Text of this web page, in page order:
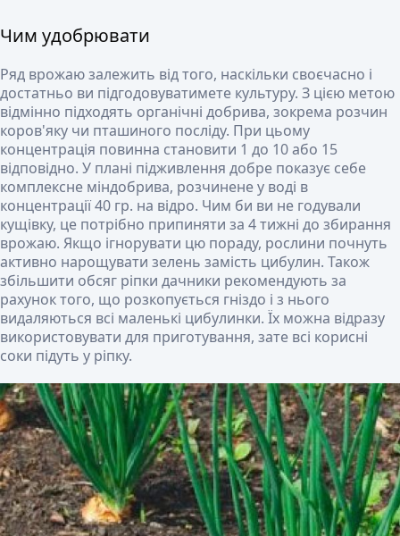
Чим удобрювати
Ряд врожаю залежить від того, наскільки своєчасно і
достатньо ви підгодовуватимете культуру. З цією метою
відмінно підходять органічні добрива, зокрема розчин
коров'яку чи пташиного посліду. При цьому
концентрація повинна становити 1 до 10 або 15
відповідно. У плані підживлення добре показує себе
комплексне міндобрива, розчинене у воді в
концентрації 40 гр. на відро. Чим би ви не годували
кущівку, це потрібно припиняти за 4 тижні до збирання
врожаю. Якщо ігнорувати цю пораду, рослини почнуть
активно нарощувати зелень замість цибулин. Також
збільшити обсяг ріпки дачники рекомендують за
рахунок того, що розкопується гніздо і з нього
видаляються всі маленькі цибулинки. Їх можна відразу
використовувати для приготування, зате всі корисні
соки підуть у ріпку.